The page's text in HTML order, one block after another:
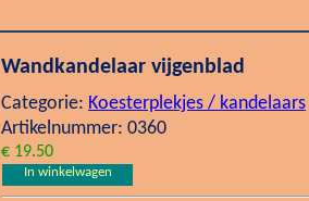
Wandkandelaar vijgenblad
Categorie: Koesterplekjes / kandelaars
Artikelnummer: 0360
€ 19.50
In winkelwagen